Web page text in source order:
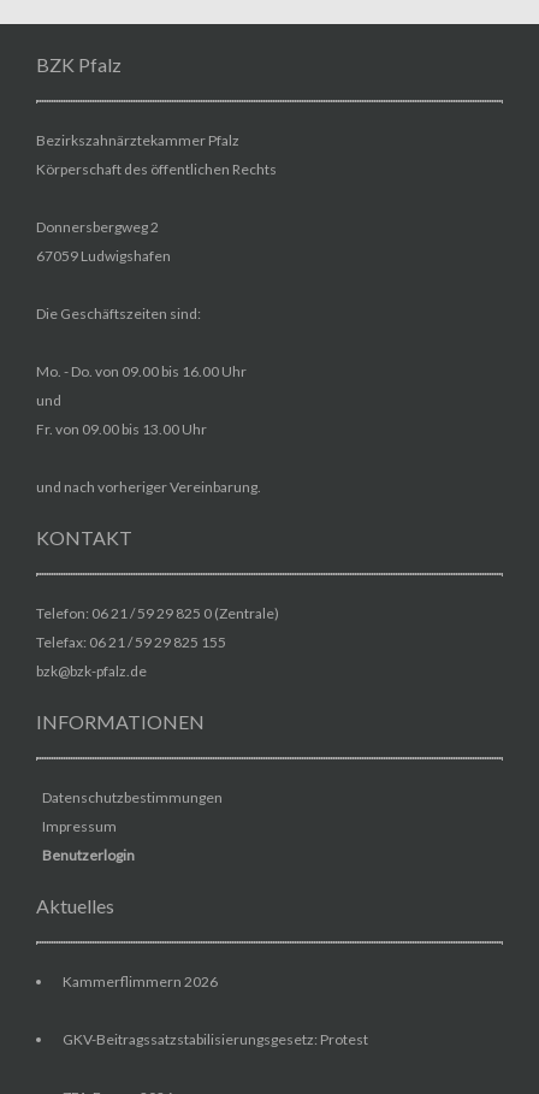
BZK Pfalz
Bezirkszahnärztekammer Pfalz
Körperschaft des öffentlichen Rechts
Donnersbergweg 2
67059 Ludwigshafen
Die Geschäftszeiten sind:
Mo. - Do. von 09.00 bis 16.00 Uhr
und
Fr. von 09.00 bis 13.00 Uhr
und nach vorheriger Vereinbarung.
KONTAKT
Telefon: 06 21 / 59 29 825 0 (Zentrale)
Telefax: 06 21 / 59 29 825 155
bzk@bzk-pfalz.de
INFORMATIONEN
Datenschutzbestimmungen
Impressum
Benutzerlogin
Aktuelles
Kammerflimmern 2026
GKV-Beitragssatzstabilisierungsgesetz: Protest